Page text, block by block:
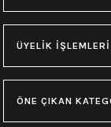
0.0 Puan - 0
System of a Down
ÜYELİK İŞLEMLERİ
ÖNE ÇIKAN